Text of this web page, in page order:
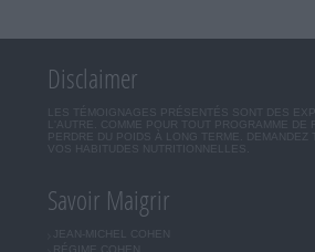
Disclaimer
LES TÉMOIGNAGES PRÉSENTÉS SONT DES
L'AUTRE. COMME POUR TOUT PROGRAMME
PERDRE DU POIDS À LONG TERME.
VOS HABITUDES NUTRITIONNELLES.
Savoir Maigrir
JEAN-MICHEL COHEN
RÉGIME COHEN